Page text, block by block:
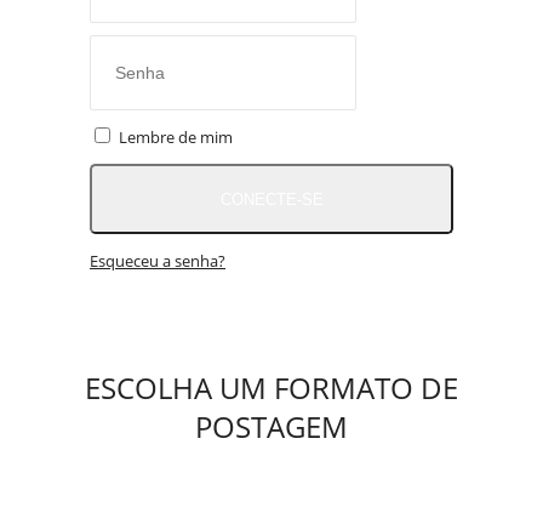
Lembre de mim
Esqueceu a senha?
ESCOLHA UM FORMATO DE
POSTAGEM